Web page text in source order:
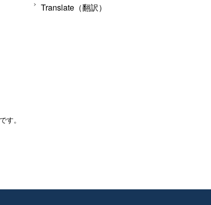
Translate（翻訳）
す。